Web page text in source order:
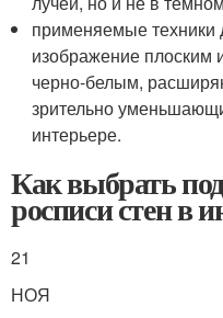
применяемые техники
изображение плоским
черно-белым,
зрительно
интерьере.
Как выбрать
росписи стен в
21
НОЯ